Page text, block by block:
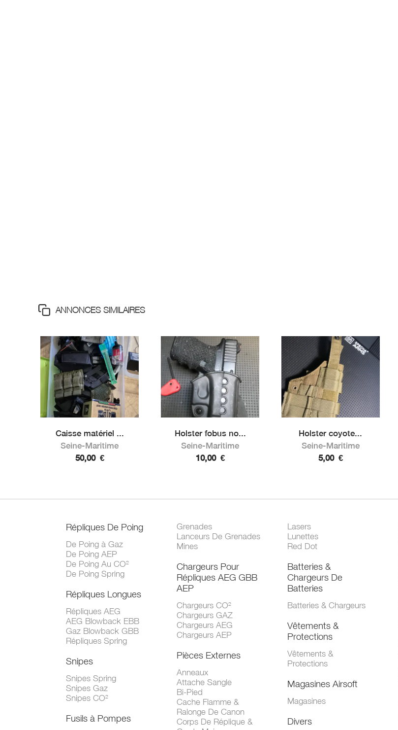
ANNONCES SIMILAIRES
Caisse matériel ...
Seine-Maritime
50,00 €
Holster fobus no...
Seine-Maritime
10,00 €
Holster coyote...
Seine-Maritime
5,00 €
Répliques De Poing
De Poing à Gaz
De Poing AEP
De Poing Au CO²
De Poing Spring
Répliques Longues
Répliques AEG
AEG Blowback EBB
Gaz Blowback GBB
Répliques Spring
Snipes
Snipes Spring
Snipes Gaz
Snipes CO²
Fusils à Pompes
Grenades
Lanceurs De Grenades
Mines
Chargeurs Pour
Répliques AEG GBB
AEP
Chargeurs CO²
Chargeurs GAZ
Chargeurs AEG
Chargeurs AEP
Pièces Externes
Anneaux
Attache Sangle
Bi-Pied
Cache Flamme &
Ralonge De Canon
Corps De Réplique &
Lasers
Lunettes
Red Dot
Batteries &
Chargeurs De
Batteries
Batteries & Chargeurs
Vêtements &
Protections
Vêtements &
Protections
Magasines Airsoft
Magasines
Divers